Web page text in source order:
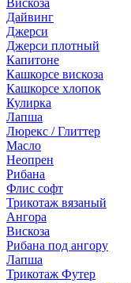
Вискоза
Дайвинг
Джерси
Джерси плотный
Капитоне
Кашкорсе вискоза
Кашкорсе хлопок
Кулирка
Лапша
Люрекс / Глиттер
Масло
Неопрен
Рибана
Флис софт
Трикотаж вязаный
Ангора
Вискоза
Рибана под ангору
Лапша
Трикотаж Футер